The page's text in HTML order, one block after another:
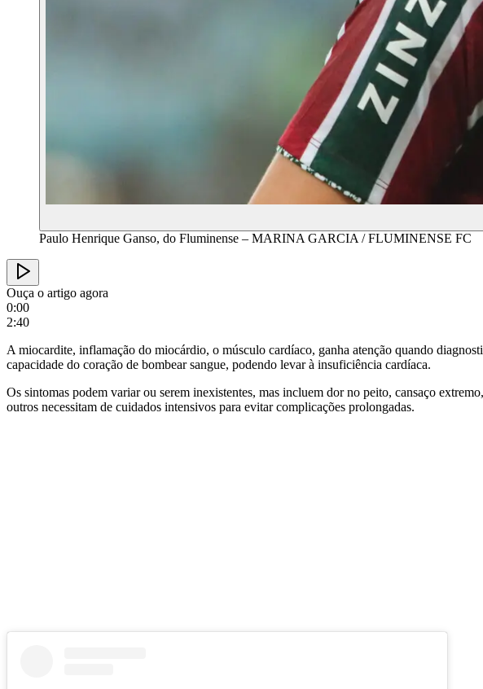
Paulo Henrique Ganso, do Fluminense – MARINA GARCIA / FLUMINENSE FC
Ouça o artigo agora
0:00
2:40
A miocardite, inflamação do miocárdio, o músculo cardíaco, ganha atenção quando
capacidade do coração de bombear sangue, podendo levar à insuficiência cardíaca.
Os sintomas podem variar ou serem inexistentes, mas incluem dor no peito, cansaço
outros necessitam de cuidados intensivos para evitar complicações prolongadas.